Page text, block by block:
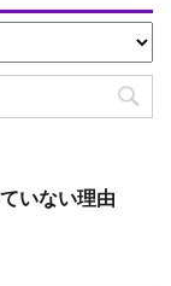
いない理由